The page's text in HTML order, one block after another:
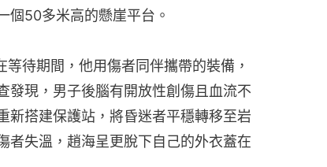
個50多米高的懸崖平台。
待期間，他用傷者同伴攜帶的裝備，
發現，男子後腦有開放性創傷且血流不
新搭建保護站，將昏迷者平穩轉移至岩
者失溫，趙海呈更脫下自己的外衣蓋在